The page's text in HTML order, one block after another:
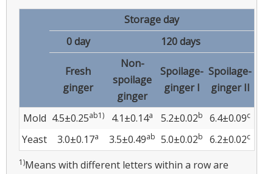
Storage day
0 day
120 days
Fresh
ginger
Non-
spoilage
ginger
Spoilage-
ginger I
Spoilage-
ginger II
Mold 4.5±0.25ab1) 4.1±0.14a 5.2±0.02b 6.4±0.09c
Yeast 3.0±0.17a 3.5±0.49ab 5.0±0.02b 6.2±0.02c
1)Means with different letters within a row are